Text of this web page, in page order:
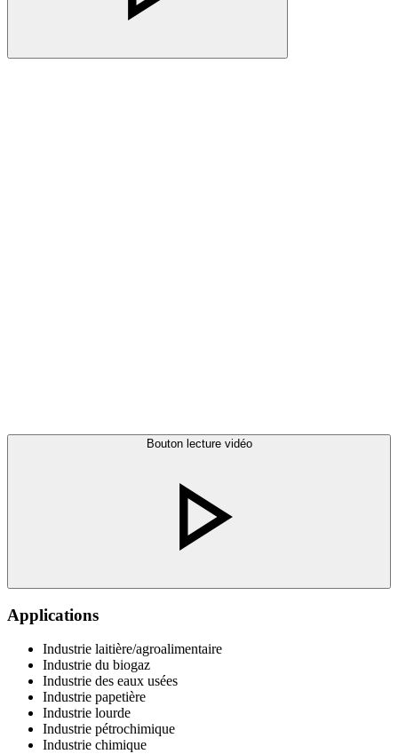
Bouton lecture vidéo
Applications
Industrie laitière/agroalimentaire
Industrie du biogaz
Industrie des eaux usées
Industrie papetière
Industrie lourde
Industrie pétrochimique
Industrie chimique